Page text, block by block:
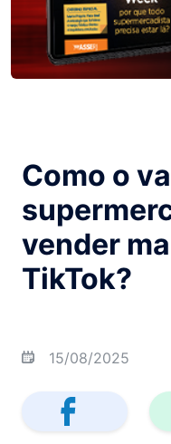
Como o
vender
TikTok?
15/08/2025